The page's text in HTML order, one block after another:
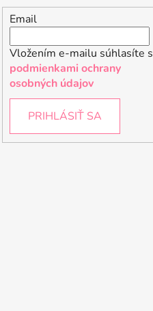
Email
Vložením e-mailu súhlasíte s
podmienkami ochrany
osobných údajov
PRIHLÁSIŤ SA